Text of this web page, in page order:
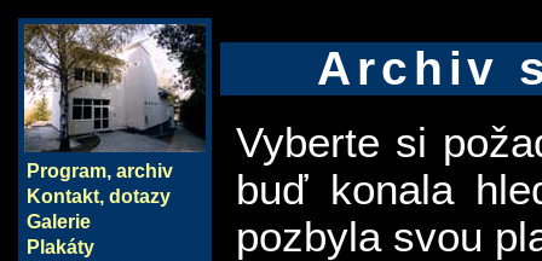
Program, archiv
Kontakt, dotazy
Galerie
Plakáty
Archiv
Vyberte si
buď konala
pozbyla svou